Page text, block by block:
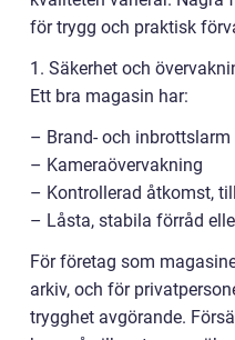
för trygg och praktisk
1. Säkerhet och
Ett bra magasin har:
– Brand- och inbrottslarm
– Kameraövervakning
– Kontrollerad åtkomst,
– Låsta, stabila förråd
För företag som
arkiv, och för
trygghet avgörande.